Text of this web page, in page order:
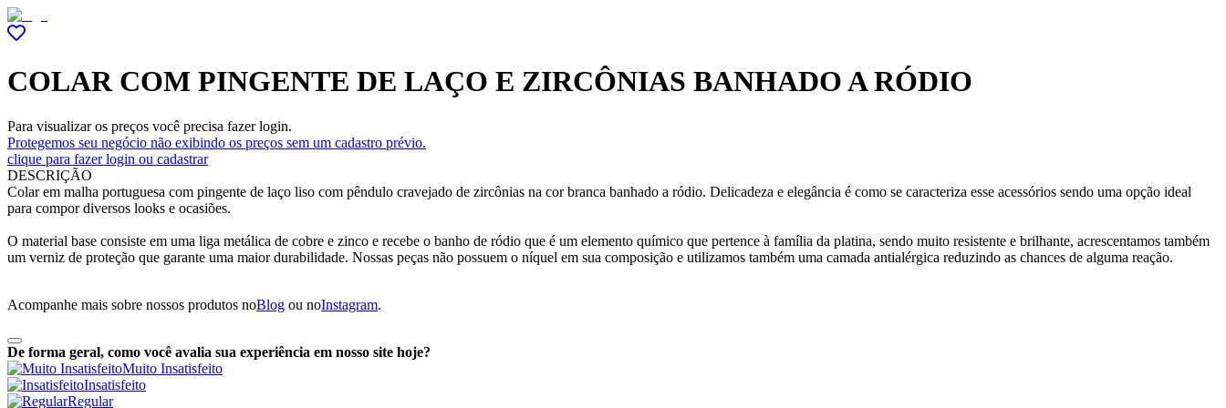
COLAR COM PINGENTE DE LAÇO E ZIRCÔNIAS BANHADO A RÓDIO
Para visualizar os preços você precisa fazer login.
Protegemos seu negócio não exibindo os preços sem um cadastro prévio.
clique para fazer login ou cadastrar
DESCRIÇÃO
Colar em malha portuguesa com pingente de laço liso com pêndulo cravejado de zircônias na cor branca banhado a ródio. Delicadeza e elegância é como se caracteriza esse acessórios sendo uma opção ideal
para compor diversos looks e ocasiões.
O material base consiste em uma liga metálica de cobre e zinco e recebe o banho de ródio que é um elemento químico que pertence à família da platina, sendo muito resistente e brilhante, acrescentamos também
um verniz de proteção que garante uma maior durabilidade. Nossas peças não possuem o níquel em sua composição e utilizamos também uma camada antialérgica reduzindo as chances de alguma reação.
Acompanhe mais sobre nossos produtos noBlog ou noInstagram.
De forma geral, como você avalia sua experiência em nosso site hoje?
Muito Insatisfeito
Insatisfeito
Regular